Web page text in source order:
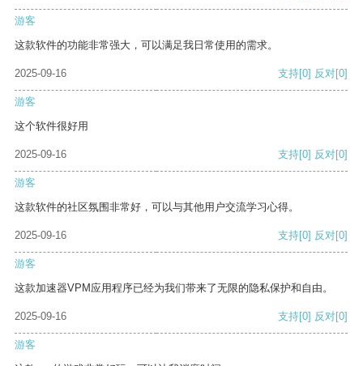
游客
这款软件的功能非常强大，可以满足我日常使用的需求。
2025-09-16 支持[0] 反对[0]
游客
这个软件很好用
2025-09-16 支持[0] 反对[0]
游客
这款软件的社区氛围非常好，可以与其他用户交流学习心得。
2025-09-16 支持[0] 反对[0]
游客
这款加速器VPM应用程序已经为我们带来了无限的隐私保护和自由。
2025-09-16 支持[0] 反对[0]
游客